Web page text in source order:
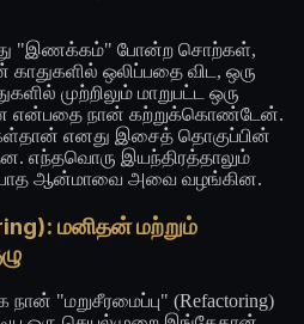
"இணக்கம்" போன்ற சொற்கள்,
ஒலிப்பதை விட, ஒரு
முற்றிலும் மாறுபட்ட ஒரு
என்பதை நான் கற்றுக்கொண்டேன்.
எனது இசைத் தொகுப்பின்
எந்தவொரு இயந்திரத்தாலும்
ஆன்மாவை அவை வழங்கின.
மனிதன் மற்றும்
"மறுசீரமைப்பு" (Refactoring)